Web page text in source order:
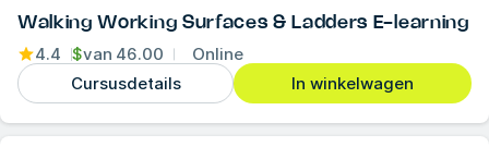
Walking Working Surfaces & Ladders E-learning
4.4 $van 46.00
Online
Cursusdetails
In winkelwagen